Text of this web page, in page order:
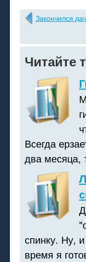
Закончился
Читайте
Всегда
два месяца,
спинку. Ну,
время я